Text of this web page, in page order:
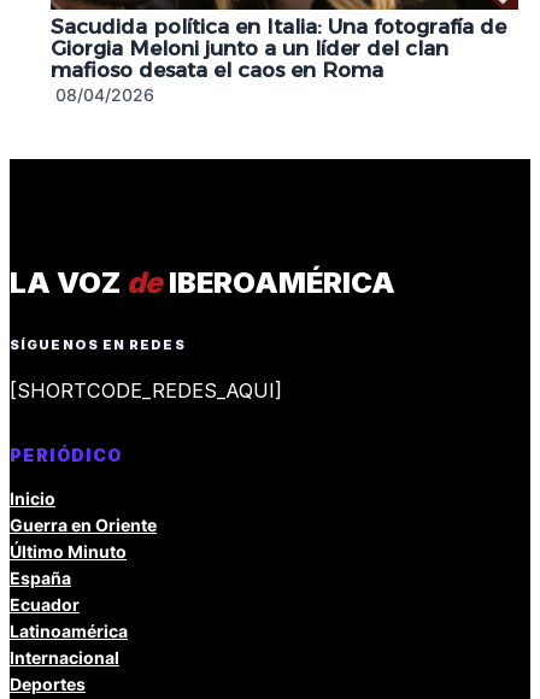
Sacudida política en Italia: Una fotografía de
Giorgia Meloni junto a un líder del clan
mafioso desata el caos en Roma
08/04/2026
LA VOZ deIBEROAMÉRICA
SÍGUENOS EN REDES
[SHORTCODE_REDES_AQUI]
PERIÓDICO
Inicio
Guerra en Oriente
Último Minuto
España
Ecuador
Latinoamérica
Internacional
Deportes